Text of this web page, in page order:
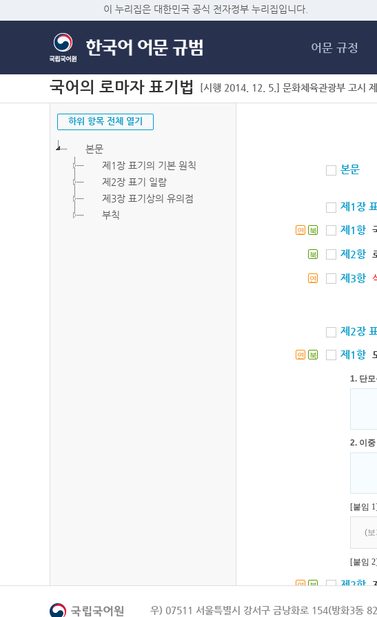
이 누리집은 대한민국 공식 전자정부 누리집입니다.
어문 규정
국어의 로마자 표기법 [시행 2014. 12. 5.] 문화체육관광부 고시
하위 항목 전체 열기
본문
제1장 표기의 기본 원칙
제2장 표기 일람
제3장 표기상의 유의점
부칙
본문
제1장
연 북 제1항
북 제2항
연 제3항
제2장
연 북 제1항
1. 단
2. 이
[붙임
(
[붙임
연 북 제2항
1. 파
우) 07511 서울특별시 강서구 금낭화로 154(방화3동